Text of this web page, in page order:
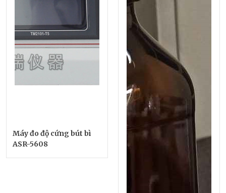
Máy đo độ cứng bút bì
ASR-5608